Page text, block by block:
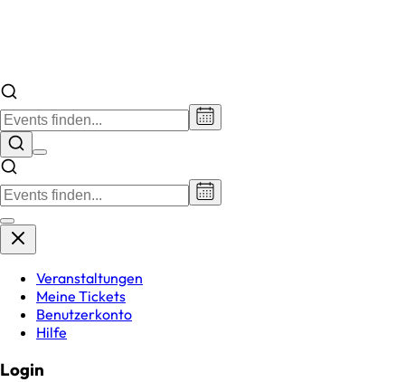
Veranstaltungen
Meine Tickets
Benutzerkonto
Hilfe
Login